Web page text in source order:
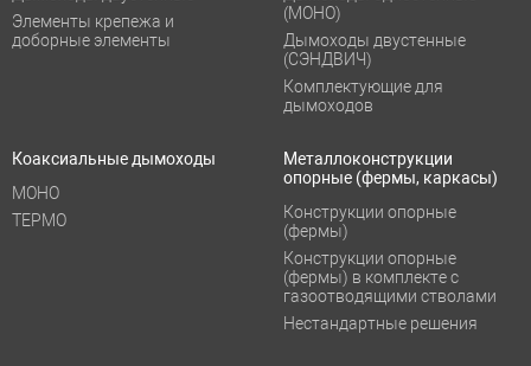
Элементы крепежа и
доборные элементы
(МОНО)
Дымоходы двустенные
(СЭНДВИЧ)
Комплектующие для
дымоходов
Коаксиальные дымоходы
МОНО
ТЕРМО
Металлоконструкции
опорные (фермы, каркасы)
Конструкции опорные
(фермы)
Конструкции опорные
(фермы) в комплекте с
газоотводящими стволами
Нестандартные решения